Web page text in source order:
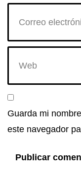
Guarda mi
este navegador